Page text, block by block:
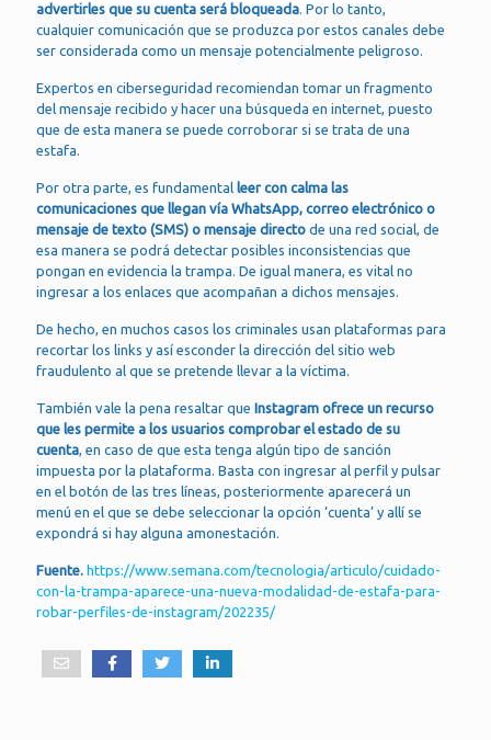
advertirles que su cuenta será bloqueada. Por lo tanto,
cualquier comunicación que se produzca por estos canales debe
ser considerada como un mensaje potencialmente peligroso.
Expertos en ciberseguridad recomiendan tomar un fragmento
del mensaje recibido y hacer una búsqueda en internet, puesto
que de esta manera se puede corroborar si se trata de una
estafa.
Por otra parte, es fundamental leer con calma las
comunicaciones que llegan vía WhatsApp, correo electrónico o
mensaje de texto (SMS) o mensaje directo de una red social, de
esa manera se podrá detectar posibles inconsistencias que
pongan en evidencia la trampa. De igual manera, es vital no
ingresar a los enlaces que acompañan a dichos mensajes.
De hecho, en muchos casos los criminales usan plataformas para
recortar los links y así esconder la dirección del sitio web
fraudulento al que se pretende llevar a la víctima.
También vale la pena resaltar que Instagram ofrece un recurso
que les permite a los usuarios comprobar el estado de su
cuenta, en caso de que esta tenga algún tipo de sanción
impuesta por la plataforma. Basta con ingresar al perfil y pulsar
en el botón de las tres líneas, posteriormente aparecerá un
menú en el que se debe seleccionar la opción ‘cuenta’ y allí se
expondrá si hay alguna amonestación.
Fuente. https://www.semana.com/tecnologia/articulo/cuidado-
con-la-trampa-aparece-una-nueva-modalidad-de-estafa-para-
robar-perfiles-de-instagram/202235/